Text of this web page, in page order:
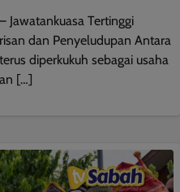
Jawatankuasa Tertinggi
dan Penyeludupan Antara
diperkukuh sebagai usaha
[…]